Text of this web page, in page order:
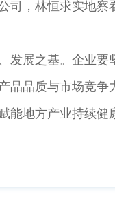
，林恒求实地察
展之基。企业要
品品质与市场竞
地方产业持续健